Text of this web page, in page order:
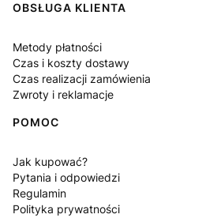
OBSŁUGA KLIENTA
Metody płatności
Czas i koszty dostawy
Czas realizacji zamówienia
Zwroty i reklamacje
POMOC
Jak kupować?
Pytania i odpowiedzi
Regulamin
Polityka prywatności